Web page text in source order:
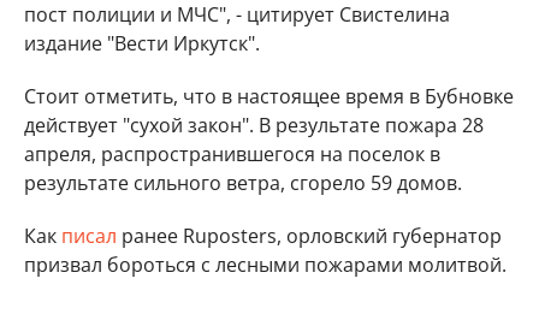
пост полиции и МЧС", - цитирует Свистелина
издание "Вести Иркутск".
Стоит отметить, что в настоящее время в Бубновке
действует "сухой закон". В результате пожара 28
апреля, распространившегося на поселок в
результате сильного ветра, сгорело 59 домов.
Как писал ранее Ruposters, орловский губернатор
призвал бороться с лесными пожарами молитвой.